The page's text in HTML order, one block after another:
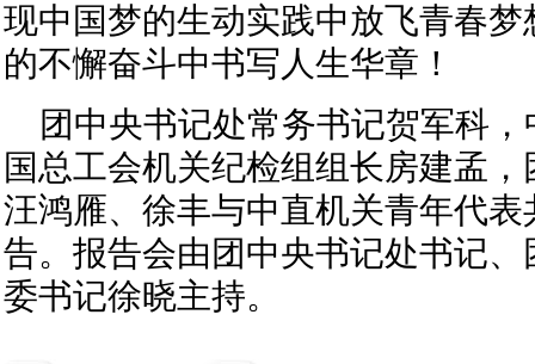
现中国梦的生动实践中放飞青春
的不懈奋斗中书写人生华章！
团中央书记处常务书记贺军科
国总工会机关纪检组组长房建孟
汪鸿雁、徐丰与中直机关青年代
告。报告会由团中央书记处书记
委书记徐晓主持。